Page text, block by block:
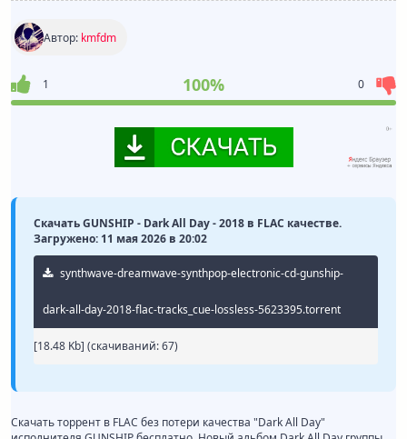
Автор: kmfdm
1 100% 0
Скачать GUNSHIP - Dark All Day - 2018 в FLAC качестве.
Загружено: 11 мая 2026 в 20:02
synthwave-dreamwave-synthpop-electronic-cd-gunship-
dark-all-day-2018-flac-tracks_cue-lossless-5623395.torrent
[18.48 Kb] (cкачиваний: 67)
Скачать торрент в FLAC без потери качества "Dark All Day"